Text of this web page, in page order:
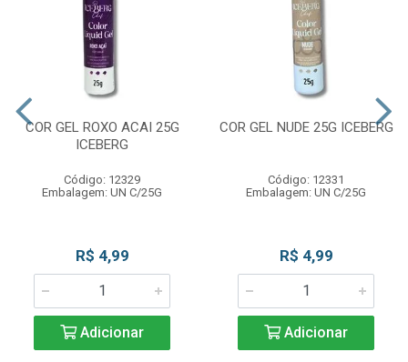
COR GEL ROXO ACAI 25G
ICEBERG
Código: 12329
Embalagem: UN C/25G
R$ 4,99
Adicionar
COR GEL NUDE 25G ICEBERG
Código: 12331
Embalagem: UN C/25G
R$ 4,99
Adicionar